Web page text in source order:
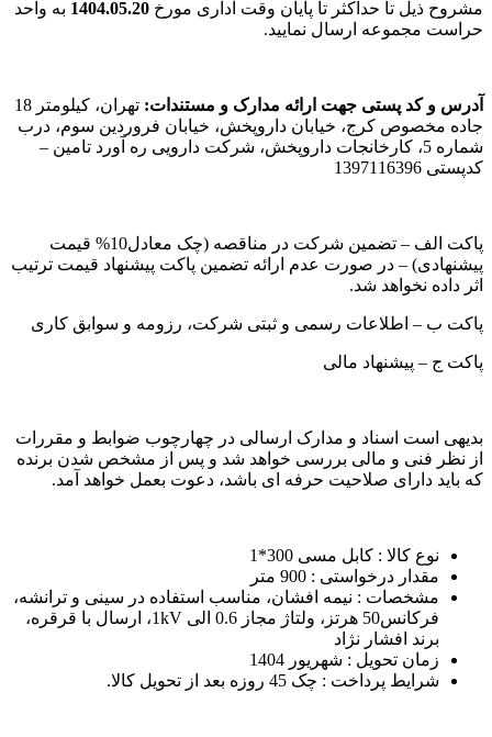
مشروح ذیل تا حداکثر تا پایان وقت اداری مورخ 1404.05.20 به واحد
حراست مجموعه ارسال نمایید.
آدرس و کد پستی جهت ارائه مدارک و مستندات:
تهران، کیلومتر 18
جاده مخصوص کرج، خیابان داروپخش، خیابان فروردین سوم، درب
شماره 5، کارخانجات داروپخش، شرکت دارویی ره آورد تامین –
کدپستی 1397116396
پاکت الف – تضمین شرکت در مناقصه (چک معادل10% قیمت
پیشنهادی) – در صورت عدم ارائه تضمین پاکت پیشنهاد قیمت ترتیب
اثر داده نخواهد شد.
پاکت ب – اطلاعات رسمی و ثبتی شرکت، رزومه و سوابق کاری
پاکت ج – پیشنهاد مالی
بدیهی است اسناد و مدارک ارسالی در چهارچوب ضوابط و مقررات
از نظر فنی و مالی بررسی خواهد شد و پس از مشخص شدن برنده
که باید دارای صلاحیت حرفه ای باشد، دعوت بعمل خواهد آمد.
نوع کالا : کابل مسی 300*1
مقدار درخواستی : 900 متر
مشخصات : نیمه افشان، مناسب استفاده در سینی و ترانشه،
فرکانس50 ھرتز، ولتاژ مجاز 0.6 الی 1kV، ارسال با قرقره،
برند افشار نژاد
زمان تحویل : شهریور 1404
شرایط پرداخت : چک 45 روزه بعد از تحویل کالا.